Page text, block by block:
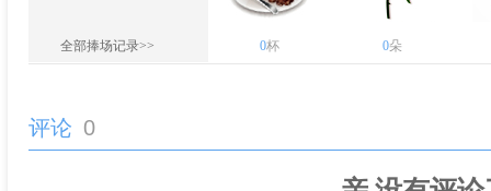
全部捧场记录>> 0杯 0朵
评论 0